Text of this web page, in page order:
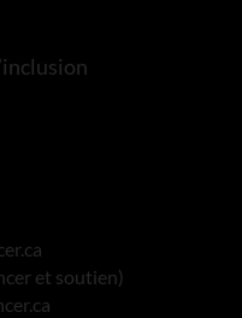
et soutien)